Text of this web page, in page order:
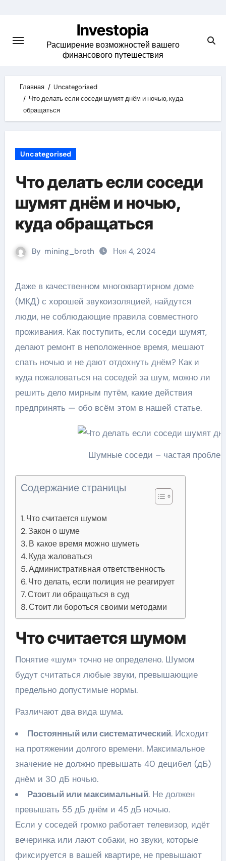
content
Investopia
Расширение возможностей вашего
финансового путешествия
Главная
Uncategorised
Что делать если соседи шумят днём и ночью, куда
обращаться
Uncategorised
Что делать если соседи
шумят днём и ночью,
куда обращаться
By mining_broth Ноя 4, 2024
Даже в качественном многоквартирном доме
(МКД) с хорошей звукоизоляцией, найдутся
люди, не соблюдающие правила совместного
проживания. Как поступить, если соседи шумят,
делают ремонт в неположенное время, мешают
спать ночью и не дают отдохнуть днём? Как и
куда пожаловаться на соседей за шум, можно ли
решить дело мирным путём, какие действия
предпринять — обо всём этом в нашей статье.
Шумные соседи – частая
Содержание страницы
Что считается шумом
Закон о шуме
В какое время можно шуметь
Куда жаловаться
Административная ответственность
Что делать, если полиция не реагирует
Стоит ли обращаться в суд
Стоит ли бороться своими методами
Что считается шумом
Понятие «шум» точно не определено. Шумом
будут считаться любые звуки, превышающие
предельно допустимые нормы.
Различают два вида шума.
Постоянный или систематический. Исходит
на протяжении долгого времени. Максимальное
значение не должно превышать 40 децибел (дБ)
днём и 30 дБ ночью.
Разовый или максимальный. Не должен
превышать 55 дБ днём и 45 дБ ночью.
Если у соседей громко работает телевизор, идёт
вечеринка или лают собаки, но звуки, которые
фиксируется в вашей квартире, не превышают